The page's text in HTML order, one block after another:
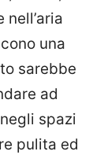
una
sarebbe
ad
spazi
pulita ed